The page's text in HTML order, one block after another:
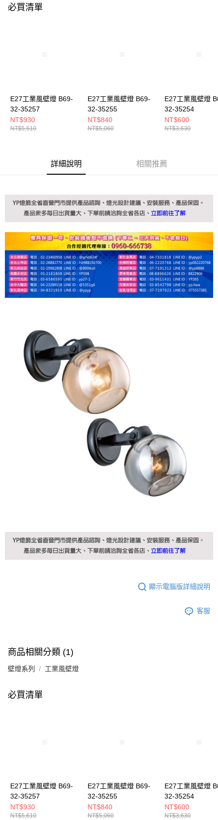
是否繳費成功／繳費後需取消欲退款等相關疑問，請聯繫「AFTEE先享後付
客戶支援中心」
任。
４．使用「AFTEE先享後付」時，將依據個別帳號之用戶狀況，依本公司即
時審查核予不同之上限額度；若仍有額度不足之情形，本公司將視審查結果
請求用戶進行身份認證。
必買清單
E27工業風壁燈 B69-
32-35257
NT$930
NT$5,610
E27工業風壁燈 B69-
32-35255
NT$840
NT$5,060
E27工業風壁燈
32-35254
NT$600
NT$3,630
詳細說明 相關推薦
顯示電腦版詳細說明
客服
商品相關分類 (1)
壁燈系列 工業風壁燈
必買清單
E27工業風壁燈 B69-
32-35257
NT$930
NT$5,610
E27工業風壁燈 B69-
32-35255
NT$840
NT$5,060
E27工業風壁燈
32-35254
NT$600
NT$3,630